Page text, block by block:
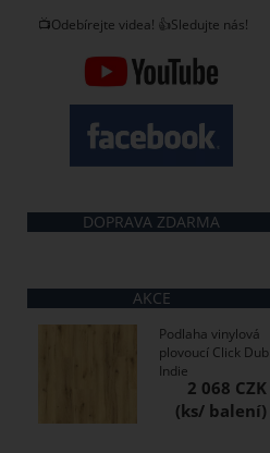
📺Odebírejte videa! 👍Sledujte nás!
DOPRAVA ZDARMA
AKCE
Podlaha vinylová
plovoucí Click Dub
Indie
2 068 CZK